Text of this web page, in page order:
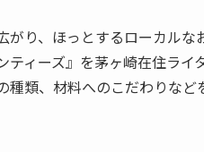
がり、ほっとするローカル
ティーズ』を茅ヶ崎在住ラ
種類、材料へのこだわりなど